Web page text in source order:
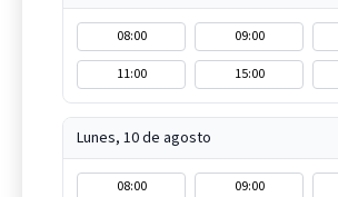
08:00 09:00
11:00
15:00
Lunes, 10 de agosto
08:00 09:00